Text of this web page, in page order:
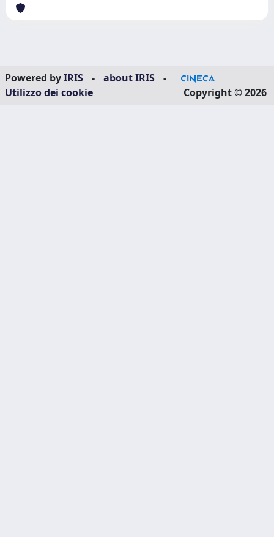
Powered byIRIS - about IRIS
-
Utilizzo dei cookie
Copyright © 2026